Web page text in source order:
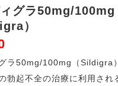
グラ50mg/100mg
）
ラ50mg/100mg（Sildigra
勃起不全の治療に利用され